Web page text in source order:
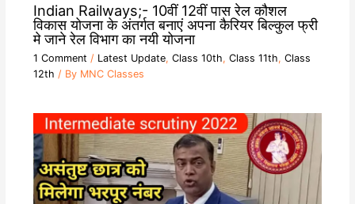
Indian Railways;- 10वीं 12वीं पास रेल कौशल
विकास योजना के अंतर्गत बनाएं अपना कैरियर बिल्कुल फ्री
मे जाने रेल विभाग का नयी योजना
1 Comment / Latest Update, Class 10th, Class 11th, Class
12th / By MNC Classes